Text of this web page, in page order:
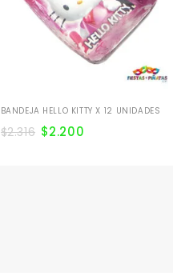
BANDEJA HELLO KITTY X 12 UNIDADES
$2.316 $2.200